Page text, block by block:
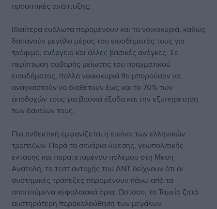
προοπτικές ανάπτυξης.
Ιδιαίτερα ευάλωτα παραμένουν και τα νοικοκυριά, καθώς
δαπανούν μεγάλο μέρος του εισοδήματός τους για
τρόφιμα, ενέργεια και άλλες βασικές ανάγκες. Σε
περίπτωση σοβαρής μείωσης του πραγματικού
εισοδήματος, πολλά νοικοκυριά θα μπορούσαν να
αναγκαστούν να διαθέτουν έως και το 70% των
αποδοχών τους για βασικά έξοδα και την εξυπηρέτηση
των δανείων τους.
Πιο ανθεκτική εμφανίζεται η εικόνα των ελληνικών
τραπεζών. Παρά τα σενάρια ύφεσης, γεωπολιτικής
έντασης και παρατεταμένου πολέμου στη Μέση
Ανατολή, τα τεστ αντοχής του ΔΝΤ δείχνουν ότι οι
συστημικές τράπεζες παραμένουν πάνω από τα
απαιτούμενα κεφαλαιακά όρια. Ωστόσο, το Ταμείο ζητά
αυστηρότερη παρακολούθηση των μεγάλων